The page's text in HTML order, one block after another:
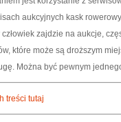
aukcyjnych kask
zajdzie na aukcje,
które może są droższym
Można być pewnym
treści tutaj